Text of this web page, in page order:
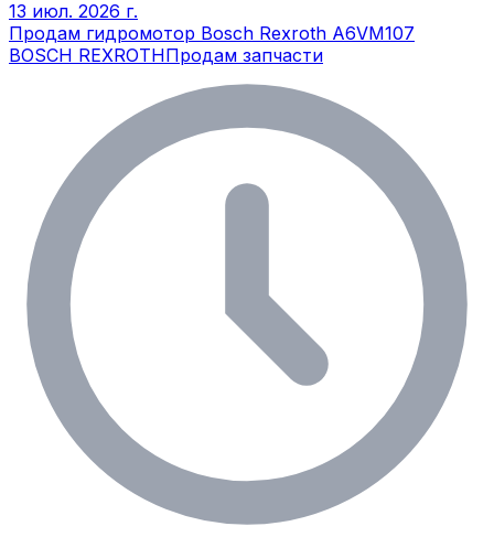
13 июл. 2026 г.
Продам гидромотор Bosch Rexroth A6VM107
BOSCH REXROTHПродам запчасти